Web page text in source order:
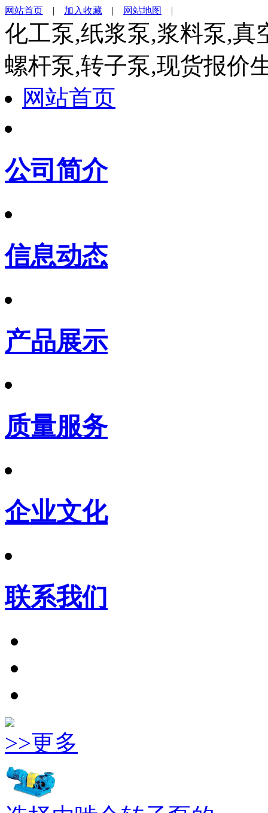
网站首页 | 加入收藏 | 网站地图 |
化工泵,纸浆泵,浆料泵,真
螺杆泵,转子泵,现货报价
网站首页
公司简介
信息动态
产品展示
质量服务
企业文化
联系我们
>>更多